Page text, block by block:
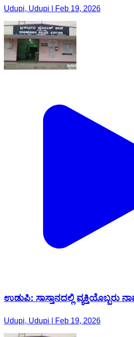
Udupi, Udupi | Feb 19, 2026
ಉಡುಪಿ: ಸಾಸ್ತಾನದಲ್ಲಿ ವ್ಯಕ್ತಿಯೊಬ್ಬರು
Udupi, Udupi | Feb 19, 2026